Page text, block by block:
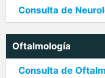
Consulta de
Oftalmología
Consulta de